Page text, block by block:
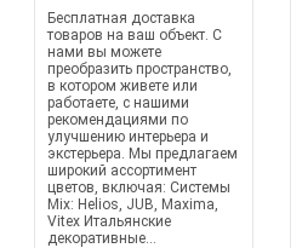
Бесплатная доставка
товаров на ваш объект. С
нами вы можете
преобразить пространство,
в котором живете или
работаете, с нашими
рекомендациями по
улучшению интерьера и
экстерьера. Мы предлагаем
широкий ассортимент
цветов, включая: Системы
Mix: Helios, JUB, Maxima,
Vitex Итальянские
декоративные...